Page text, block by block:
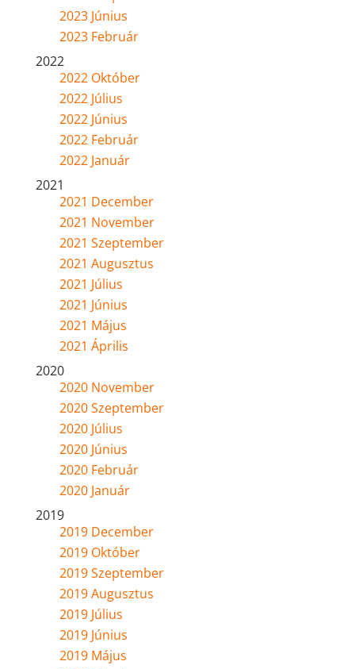
2023 Június
2023 Február
2022
2022 Október
2022 Július
2022 Június
2022 Február
2022 Január
2021
2021 December
2021 November
2021 Szeptember
2021 Augusztus
2021 Július
2021 Június
2021 Május
2021 Április
2020
2020 November
2020 Szeptember
2020 Július
2020 Június
2020 Február
2020 Január
2019
2019 December
2019 Október
2019 Szeptember
2019 Augusztus
2019 Július
2019 Június
2019 Május